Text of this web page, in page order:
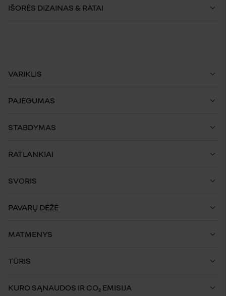
IŠORĖS DIZAINAS & RATAI
VARIKLIS
PAJĖGUMAS
STABDYMAS
RATLANKIAI
SVORIS
PAVARŲ DĖŽĖ
MATMENYS
TŪRIS
KURO SĄNAUDOS IR CO₂ EMISIJA